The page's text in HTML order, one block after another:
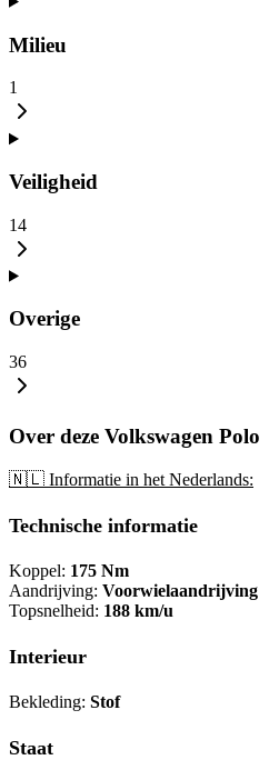
Milieu
1
Veiligheid
14
Overige
36
Over deze Volkswagen Polo
🇳🇱 Informatie in het Nederlands:
Technische informatie
Koppel: 175 Nm
Aandrijving: Voorwielaandrijving
Topsnelheid: 188 km/u
Interieur
Bekleding: Stof
Staat